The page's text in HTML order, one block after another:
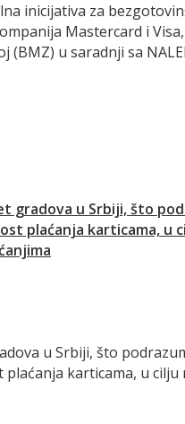
inicijativa za
Mastercard i
(BMZ) u saradnji sa
gradova u Srbiji, što
plaćanja karticama, u
u Srbiji, što
karticama, u